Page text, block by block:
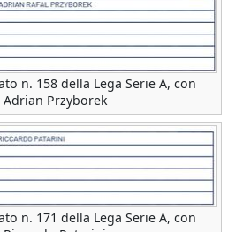
n. 158 della Lega Serie A, con
Przyborek
n. 171 della Lega Serie A, con